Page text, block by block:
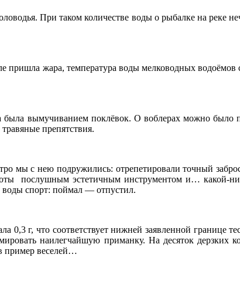
При таком количестве воды о рыбалке на реке
жара, температура воды мелководных водоёмов
вымучиванием поклёвок. О воблерах можно было
препятствия.
мы с нею подружились: отрепетировали точный
послушным эстетичным инструментом и… какой-
воды спорт: поймал — отпустил.
0,3 г, что соответствует нижней заявленной границе
наилегчайшую приманку. На десяток дерзких
пример веселей…